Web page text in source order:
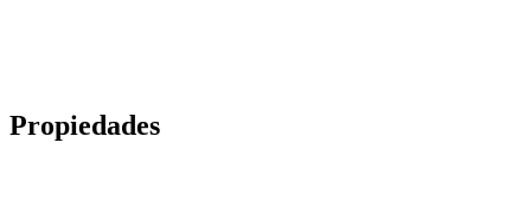
Propiedades